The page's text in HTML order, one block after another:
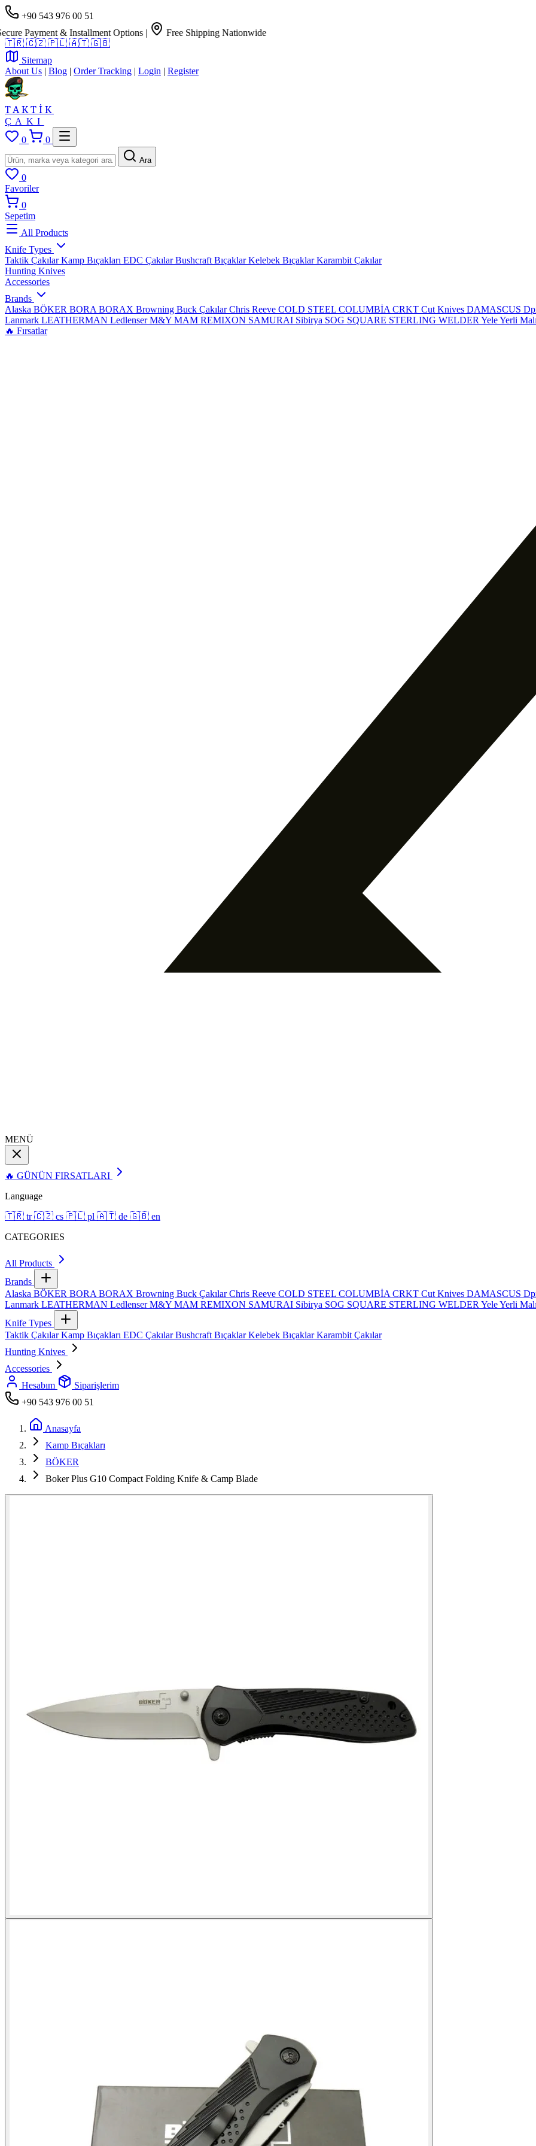
+90 543 976 00 51
Payment & Installment Options |
Free Shipping Nationwide
🇹🇷 🇨🇿 🇵🇱 🇦🇹 🇬🇧
Sitemap
About Us | Blog | Order Tracking | Login | Register
TAKTİK
ÇAKI
0
0
Ara
0
Favoriler
0
Sepetim
All Products
Knife Types
Taktik ÇakılarKamp Bıçakları EDC ÇakılarBushcraft BıçaklarKelebek BıçaklarKarambit Çakılar
Hunting Knives
Accessories
Brands
Alaska BÖKER BORA BORAX Browning Buck ÇakılarChris Reeve COLD STEEL COLUMBİA CRKT Cut Knives DAMASCUS
Lanmark LEATHERMAN LedlenserM&Y MAM REMIXON SAMURAI Sibirya SOG SQUARE STERLING WELDER YeleYerli
🔥 Fırsatlar
MENÜ
🔥 GÜNÜN FIRSATLARI
Language
🇹🇷 tr 🇨🇿 cs 🇵🇱 pl 🇦🇹 de 🇬🇧 en
CATEGORIES
All Products
Brands
Alaska BÖKER BORA BORAX Browning Buck ÇakılarChris Reeve COLD STEEL COLUMBİA CRKT Cut Knives DAMASCUS
Lanmark LEATHERMAN LedlenserM&Y MAM REMIXON SAMURAI Sibirya SOG SQUARE STERLING WELDER YeleYerli
Knife Types
Taktik ÇakılarKamp Bıçakları EDC ÇakılarBushcraft BıçaklarKelebek BıçaklarKarambit Çakılar
Hunting Knives
Accessories
Hesabım
Siparişlerim
+90 543 976 00 51
Anasayfa
Kamp Bıçakları
BÖKER
Boker Plus G10 Compact Folding Knife & Camp Blade